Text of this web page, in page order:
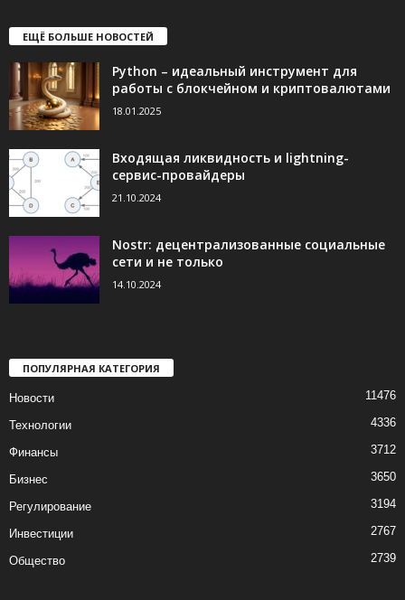
ЕЩЁ БОЛЬШЕ НОВОСТЕЙ
Python – идеальный инструмент для
работы с блокчейном и криптовалютами
18.01.2025
Входящая ликвидность и lightning-
сервис-провайдеры
21.10.2024
Nostr: децентрализованные социальные
сети и не только
14.10.2024
ПОПУЛЯРНАЯ КАТЕГОРИЯ
Новости 11476
Технологии 4336
Финансы 3712
Бизнес 3650
Регулирование 3194
Инвестиции 2767
Общество 2739